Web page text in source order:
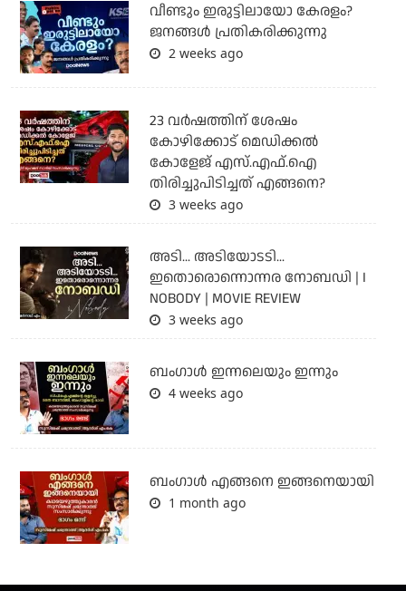
വീണ്ടും ഇരുട്ടിലായോ കേരളം?
ജനങ്ങൾ പ്രതികരിക്കുന്നു
2 weeks ago
23 വർഷത്തിന് ശേഷം
കോഴിക്കോട് മെഡിക്കൽ
കോളേജ് എസ്.എഫ്.ഐ
തിരിച്ചുപിടിച്ചത് എങ്ങനെ?
3 weeks ago
അടി... അടിയോടടി...
ഇതൊരൊന്നൊന്നര നോബഡി | I
NOBODY | MOVIE REVIEW
3 weeks ago
ബംഗാള്‍ ഇന്നലെയും ഇന്നും
4 weeks ago
ബം​ഗാൾ എങ്ങനെ ഇങ്ങനെയായി
1 month ago